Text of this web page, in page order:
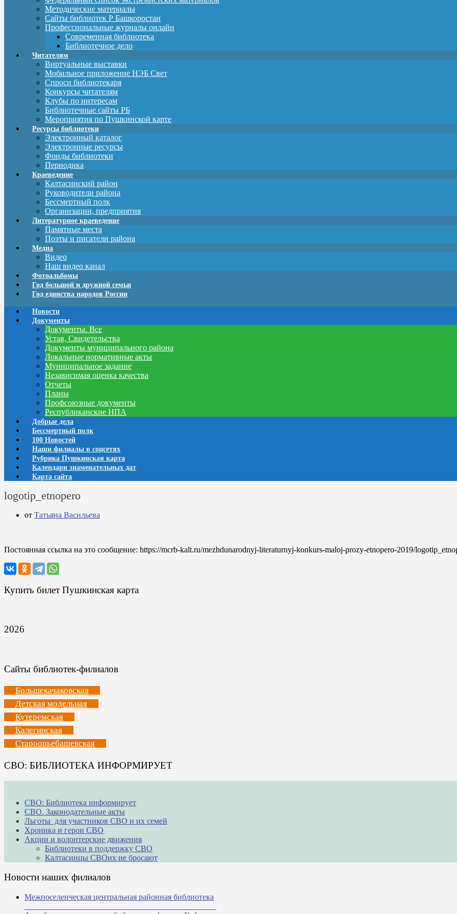
Методические материалы
Сайты библиотек Р Башкоростан
Профессиональные журналы онлайн
Современная библиотека
Библиотечное дело
Читателям
Виртуальные выставки
Мобильное приложение НЭБ Свет
Спроси библиотекаря
Конкурсы читателям
Клубы по интересам
Библиотечные сайты РБ
Мероприятия по Пушкинской карте
Ресурсы библиотеки
Электронный каталог
Электронные ресурсы
Фонды библиотеки
Периодика
Краеведение
Калтасинский район
Руководители района
Бессмертный полк
Организации, предприятия
Литературное краеведение
Памятные места
Поэты и писатели района
Медиа
Видео
Наш видео канал
Фотоальбомы
Год большой и дружной семьи
Год единства народов России
Новости
Документы
Документы. Все
Устав, Свидетельства
Документы муниципального района
Локальные нормативные акты
Муниципальное задание
Независимая оценка качества
Отчеты
Планы
Профсоюзные документы
Республиканские НПА
Добрые дела
Бессмертный полк
100 Новостей
Наши филиалы в соцсетях
Рубрика Пушкинская карта
Календари знаменательных дат
Карта сайта
logotip_etnopero
от Татьяна Васильева
Постоянная ссылка на это сообщение: https://mcrb-kalt.ru/mezhdunarodnyj-literaturnyj-konkurs-maloj-prozy-etnopero-2019/
Купить билет Пушкинская карта
2026
Сайты библиотек-филиалов
Большекачаковская
Детская модельная
Кутеремская
Калегинская
Староорьебашевская
СВО: БИБЛИОТЕКА ИНФОРМИРУЕТ
СВО: Библиотека информирует
СВО. Законодательные акты
Льготы для участников СВО и их семей
Хроника и герои СВО
Акции и волонтерские движения
Библиотеки в поддержку СВО
Калтасинцы СВОих не бросают
Новости наших филиалов
Межпоселенческая центральная районная библиотека